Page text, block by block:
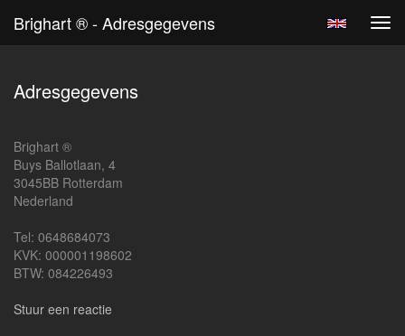
Brighart ® - Adresgegevens
Adresgegevens
Brighart ®
Buys Ballotlaan, 4
3045BB Rotterdam
Nederland
Tel: 0648684073
KVK: 000001198602
BTW: 084226493
Stuur een reactie